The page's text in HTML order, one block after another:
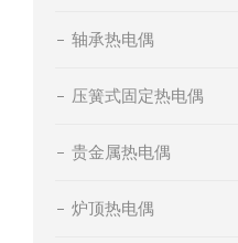
轴承热电偶
压簧式固定热电偶
贵金属热电偶
炉顶热电偶